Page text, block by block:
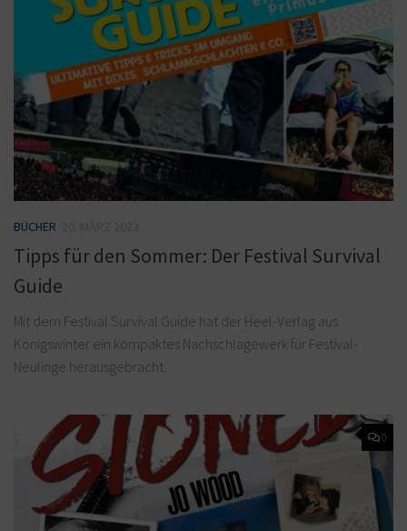
BÜCHER
Tipps für den Sommer: Der Festival Survival
Guide
Mit dem Festival Survival Guide hat der Heel-Verlag aus
Königswinter ein kompaktes Nachschlagewerk für Festival-
Neulinge herausgebracht.
0